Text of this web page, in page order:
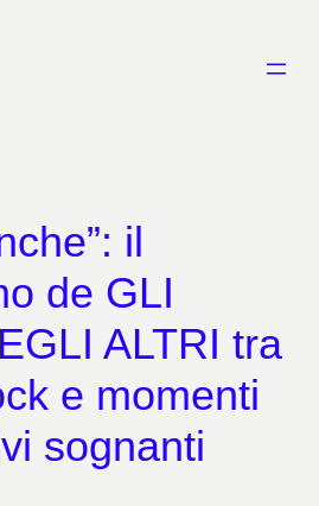
il
de GLI
ALTRI tra
e momenti
sognanti